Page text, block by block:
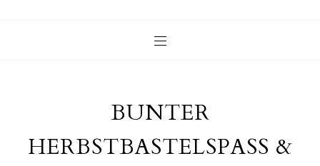
BUNTER
HERBSTBASTELSPASS &